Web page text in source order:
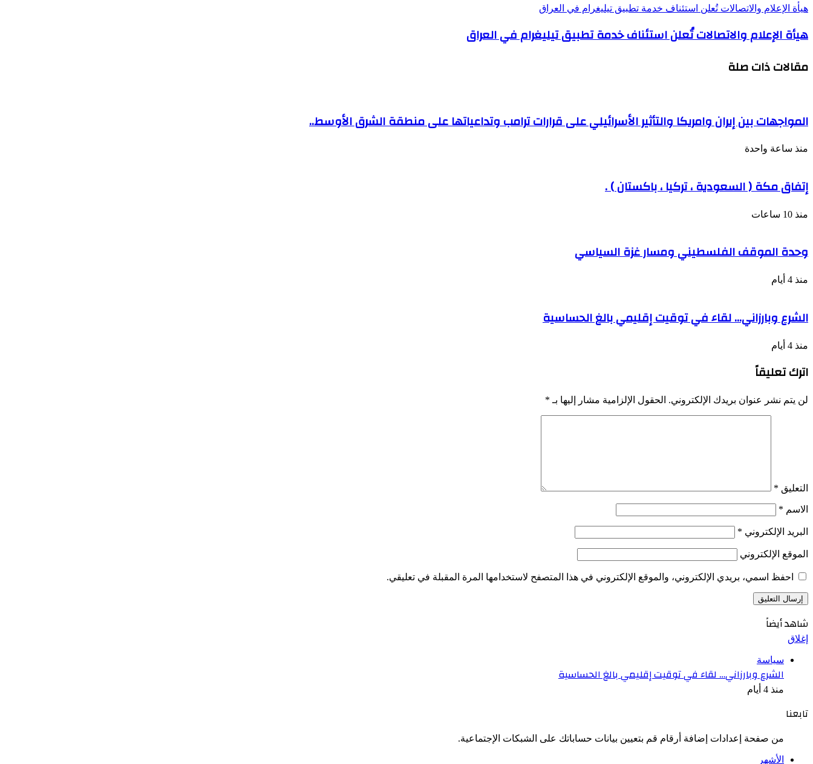
هيأة الإعلام والاتصالات تُعلن استئناف خدمة تطبيق تيليغرام في العراق
هيأة الإعلام والاتصالات تُعلن استئناف خدمة تطبيق تيليغرام في العراق
مقالات ذات صلة
المواجهات بين إيران وامريكا والتأثير الأسرائيلي على قرارات ترامب وتداعياتها على منطقة الشرق الأوسط..
منذ ساعة واحدة
إتفاق مكة ( السعودية ، تركيا ، باكستان ) .
منذ 10 ساعات
وحدة الموقف الفلسطيني ومسار غزة السياسي
منذ 4 أيام
الشرع وبارزاني… لقاء في توقيت إقليمي بالغ الحساسية
منذ 4 أيام
اترك تعليقاً
لن يتم نشر عنوان بريدك الإلكتروني. الحقول الإلزامية مشار إليها بـ *
التعليق *
الاسم *
البريد الإلكتروني *
الموقع الإلكتروني
احفظ اسمي، بريدي الإلكتروني، والموقع الإلكتروني في هذا المتصفح لاستخدامها المرة المقبلة في تعليقي.
شاهد أيضاً
إغلاق
سياسة
الشرع وبارزاني… لقاء في توقيت إقليمي بالغ الحساسية
منذ 4 أيام
تابعنا
من صفحة إعدادات إضافة أرقام قم بتعيين بيانات حساباتك على الشبكات الإجتماعية.
الأشهر